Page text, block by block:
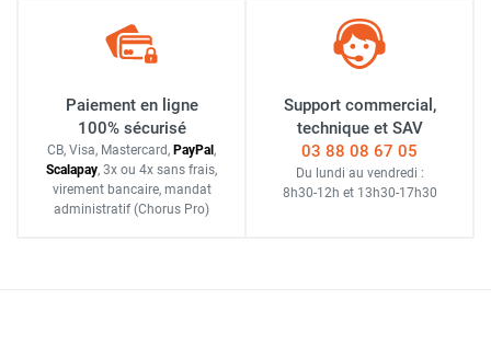
Paiement en ligne
100% sécurisé
CB, Visa, Mastercard, PayPal ,
Scalapay, 3x ou 4x sans frais,
virement bancaire, mandat
administratif (Chorus Pro)
Support commercial,
technique et SAV
03 88 08 67 05
Du lundi au vendredi :
8h30-12h et 13h30-17h30